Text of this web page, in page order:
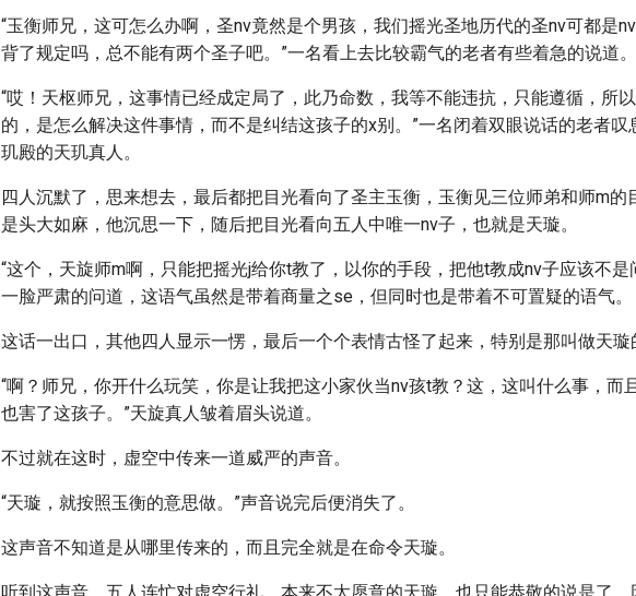
“玉衡师兄，这可怎么办啊，圣nv竟然是个男孩，我们摇光圣地历代的圣nv可都是
背了规定吗，总不能有两个圣子吧。”一名看上去比较霸气的老者有些着急的说道。
“哎！天枢师兄，这事情已经成定局了，此乃命数，我等不能违抗，只能遵循，所
的，是怎么解决这件事情，而不是纠结这孩子的x别。”一名闭着双眼说话的老者叹
玑殿的天玑真人。
四人沉默了，思来想去，最后都把目光看向了圣主玉衡，玉衡见三位师弟和师m的
是头大如麻，他沉思一下，随后把目光看向五人中唯一nv子，也就是天璇。
“这个，天旋师m啊，只能把摇光j给你t教了，以你的手段，把他t教成nv子应该不是
一脸严肃的问道，这语气虽然是带着商量之se，但同时也是带着不可置疑的语气。
这话一出口，其他四人显示一愣，最后一个个表情古怪了起来，特别是那叫做天璇
“啊？师兄，你开什么玩笑，你是让我把这小家伙当nv孩t教？这，这叫什么事，而
也害了这孩子。”天旋真人皱着眉头说道。
不过就在这时，虚空中传来一道威严的声音。
“天璇，就按照玉衡的意思做。”声音说完后便消失了。
这声音不知道是从哪里传来的，而且完全就是在命令天璇。